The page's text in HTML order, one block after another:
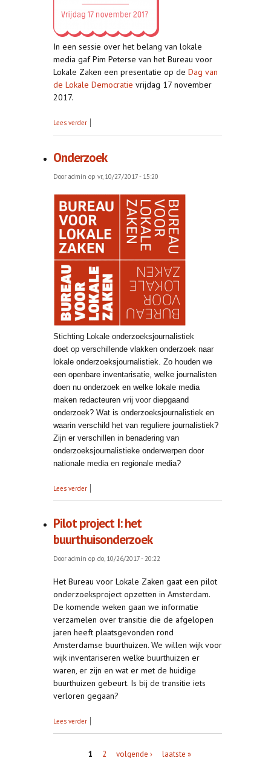
In een sessie over het belang van lokale
media gaf Pim Peterse van het Bureau voor
Lokale Zaken een presentatie op de Dag van
de Lokale Democratie vrijdag 17 november
2017.
Lees verder over Dag van de lokale democratie
Onderzoek
Door admin op vr, 10/27/2017 - 15:20
Stichting Lokale onderzoeksjournalistiek
doet op verschillende vlakken onderzoek naar
lokale onderzoeksjournalistiek. Zo houden we
een openbare inventarisatie, welke journalisten
doen nu onderzoek en welke lokale media
maken redacteuren vrij voor diepgaand
onderzoek? Wat is onderzoeksjournalistiek en
waarin verschild het van reguliere journalistiek?
Zijn er verschillen in benadering van
onderzoeksjournalistieke onderwerpen door
nationale media en regionale media?
Lees verder over Onderzoek
Pilot project I: het
buurthuisonderzoek
Door admin op do, 10/26/2017 - 20:22
Het Bureau voor Lokale Zaken gaat een pilot
onderzoeksproject opzetten in Amsterdam.
De komende weken gaan we informatie
verzamelen over transitie die de afgelopen
jaren heeft plaatsgevonden rond
Amsterdamse buurthuizen. We willen wijk voor
wijk inventariseren welke buurthuizen er
waren, er zijn en wat er met de huidige
buurthuizen gebeurt. Is bij de transitie iets
verloren gegaan?
Lees verder over Pilot project I: het buurthuisonderzoek
1 2 volgende › laatste »